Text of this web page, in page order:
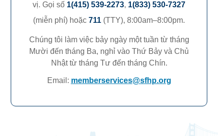
vị. Gọi số 1(415) 539-2273, 1(833) 530-7327
(miễn phí) hoặc 711 (TTY), 8:00am–8:00pm.
Chúng tôi làm việc bảy ngày một tuần từ tháng
Mười đến tháng Ba, nghỉ vào Thứ Bảy và Chủ
Nhật từ tháng Tư đến tháng Chín.
Email: memberservices@sfhp.org